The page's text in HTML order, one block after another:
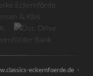
eckernfoerde.de -